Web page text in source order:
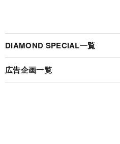
DIAMOND SPECIAL一覧
広告企画一覧